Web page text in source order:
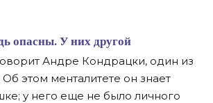
Андре Кондрацки, один из
этом менталитете он знает
у него еще не было личного